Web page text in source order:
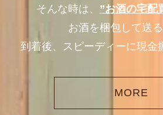
そんな時は、 ”お酒の宅配
お酒を梱包して送る
到着後、スピーディーに現金
MORE